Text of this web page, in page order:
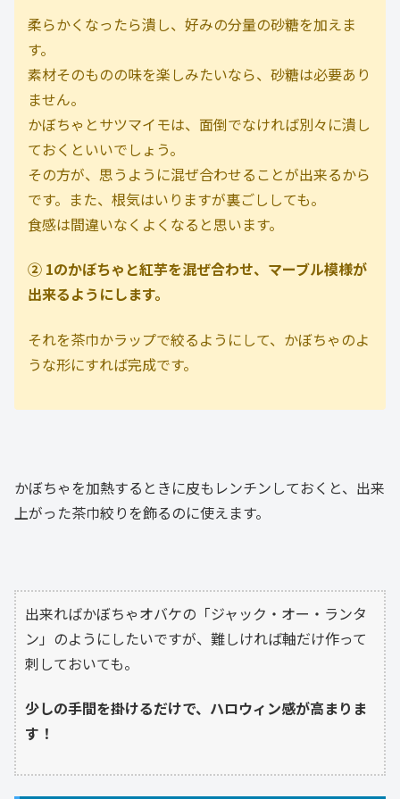
柔らかくなったら潰し、好みの分量の砂糖を加えま
す。
素材そのものの味を楽しみたいなら、砂糖は必要あり
ません。
かぼちゃとサツマイモは、面倒でなければ別々に潰し
ておくといいでしょう。
その方が、思うように混ぜ合わせることが出来るから
です。また、根気はいりますが裏ごししても。
食感は間違いなくよくなると思います。
② 1のかぼちゃと紅芋を混ぜ合わせ、マーブル模様が
出来るようにします。
それを茶巾かラップで絞るようにして、かぼちゃのよ
うな形にすれば完成です。
かぼちゃを加熱するときに皮もレンチンしておくと、出来
上がった茶巾絞りを飾るのに使えます。
出来ればかぼちゃオバケの「ジャック・オー・ランタ
ン」のようにしたいですが、難しければ軸だけ作って
刺しておいても。
少しの手間を掛けるだけで、ハロウィン感が高まりま
す！